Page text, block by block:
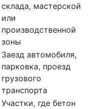
склада, мастерской
или
производственной
зоны
Заезд автомобиля,
парковка, проезд
грузового
транспорта
Участки, где бетон